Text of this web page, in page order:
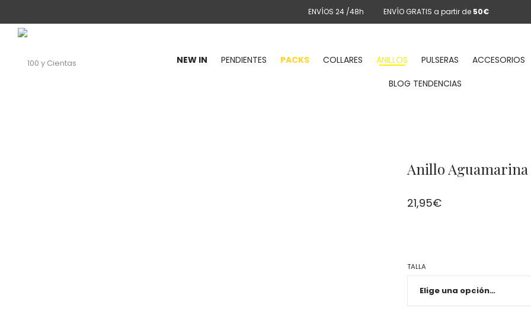
ENVÍOS 24 /48h ENVÍO GRATIS a partir de 50€
NEW IN PENDIENTES PACKS COLLARES ANILLOS PULSERAS ACCESORIOS
BLOG TENDENCIAS
Anillo
21,95€
TALLA